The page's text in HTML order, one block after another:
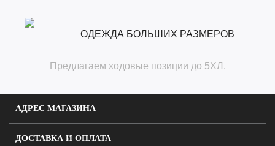
ОДЕЖДА БОЛЬШИХ РАЗМЕРОВ
Предлагаем ходовые позиции до 5ХЛ.
АДРЕС МАГАЗИНА
ДОСТАВКА И ОПЛАТА